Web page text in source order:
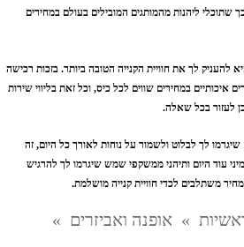
שתוכלי ליהנות מהמותגים המובילים בעולם במחירים
להעניק לך את חוויית הקנייה הטובה ביותר. בזכות רכישה
איכותיים במחירים שווים לכל כיס, וכל זאת בליווי שירות
לעזור בכל שאלה.
לך לבלוט ולשמור על נוחות לאורך כל היום, זה
עוד היום ותיהני ממשקפי שמש שיגרמו לך להרגיש
משתלבים לכדי חוויית קנייה מושלמת.
» אופנה ואביזרים »